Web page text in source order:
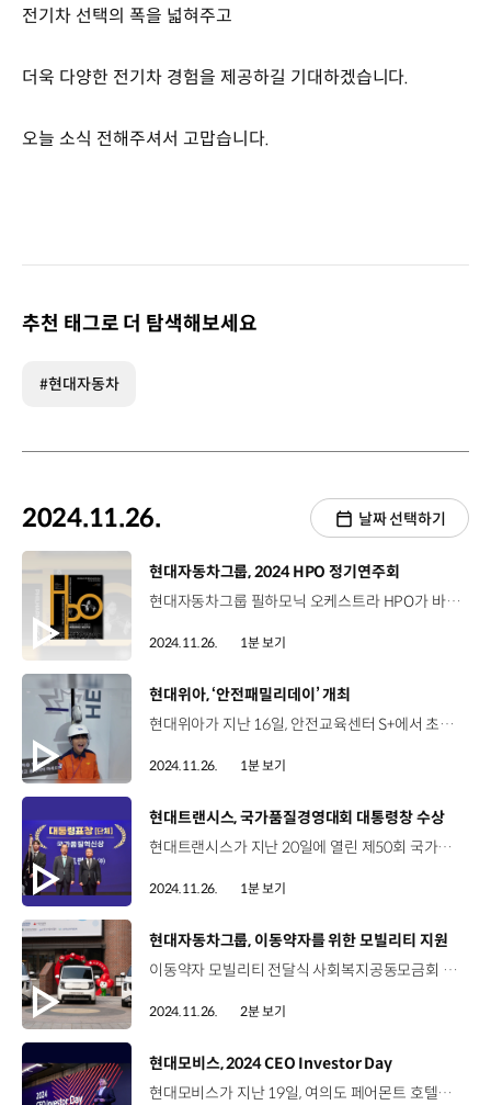
전기차 선택의 폭을 넓혀주고
더욱 다양한 전기차 경험을 제공하길 기대하겠습니다.
오늘 소식 전해주셔서 고맙습니다.
추천 태그로 더 탐색해보세요
#현대자동차
2024.11.26. 날짜 선택하기
[동영상]
현대자동차그룹, 2024 HPO 정기연주회
현대자동차그룹 필하모닉 오케스트라 HPO가 바이올리니스트 한수진과 함께 2024 정기연주회를 개최합니다. HPO가 이번 공연에서 선보일 곡은 경기병 서곡, 환상 교향곡 바이올린 협주곡 라장조 Op.35 등 총 3곡인데요, ‘같이 만드는 가치’를 전달할 HPO의 정기 연주회는 다음 달 1일, 세종문화회관에서 만나보실 수 있습니다.
2024.11.26. 1분 보기
[동영상]
현대위아, ‘안전패밀리데이’ 개최
현대위아가 지난 16일, 안전교육센터 S+에서 초등학생 이상의 자녀를 둔 임직원과 가족을 대상으로 안전패밀리데이를 열었습니다. 이번 교육에는 소화기와 완강기 사용법, 심폐소생술 방법 등 일상 속에서 필요한 생활 안전 교육과 개인보호구 착용, 지게차 협착 등 산업 안전 교육을 함께 진행했습니다. 김유준 / 임직원 자녀떨어지면 얼마나 위험한지도 속도도 체감되고 너무 빨라서 무서웠던 것 같아요. 박노웅 책임매니저 / 현대위아 차량부품보전팀퀴즈를 풀다보니까 제가 안전에 대해서 모르는 게 너무 많았는데 아이들하고 같이 배울 수 있어서 더 좋았던 것 같습니다. 현대위아는 앞으로도 임직원 가족은 물론 지역 사회에 안전 문화를 확산할 수 있도록 노력할 예정입니다.
2024.11.26. 1분 보기
[동영상]
현대트랜시스, 국가품질경영대회 대통령창 수상
현대트랜시스가 지난 20일에 열린 제50회 국가품질경영대회에서 대통령표창을 수상했습니다. 국가품질경영대회는 품질혁신활동으로 탁월한 성과를 창출한 유공자와 기업을 포상하는 행사로, 현대트랜시스는 품질시스템과 기술력 개선을 바탕으로 한 우수한 경영성과를 인정받아 국가품질혁신상 품질경쟁력 부문 대통령 표창을 수상했습니다. 현대트랜시스는 앞으로도 빅데이터와 AI를 활용하여 미래 모빌리티의 품질 경쟁력 확보에 주력할 계획입니다.
2024.11.26. 1분 보기
[동영상]
현대자동차그룹, 이동약자를 위한 모빌리티 지원
이동약자 모빌리티 전달식 사회복지공동모금회 사랑의열매 회관 2024. 11. 20 이동약자들의 이동권 개선에 앞장 서 온 현대자동차그룹 2011년부터 진행해온 ‘이동약자 모빌리티 지원사업’ 사회공헌 활동 한용빈 부사장 / 현대자동차·기아 기획조정3실 현대자동차그룹이 장애인 복지 이동 차량을 공급함으로써 이동의 편의성, 이동의 즐거움을 드릴 수 있다고 생각합니다. 앞으로도 현대자동차그룹은 이동의 즐거움, 이동의 편의성 증대를 위해서 노력하겠습니다. 김혜진 선임 / 한국장애인단체총연맹전국에 사단법인으로 등록된 장애인 단체만 해도 500개가 넘는데요 영세한 곳의 경우에는 차량이 아예 없는 경우도 많이 있습니다. 이번 사업을 통해서 휠체어 특장 차량을 지원할 수 있게 되어서 매우 기쁜 마음입니다. 휠체어 탑승자에게 최적화 된 카니발 8대 레이 8대 지원 해당 차량은 전국 장애인 복지 기관 노인 복지 기관에 전달 예정 카니발 복지차량 탑승 시연 휠체어에서 내리지 않고 탑승 가능 휠체어 고정 탑승 편의를 위해 최적화된 설계 현대자동차그룹, 지난 2011년 부터 누적 86억 원 상당의 모빌리티 기증 “이동약자들의 이동을 위한 현대자동차그룹의 노력은 계속됩니다”
2024.11.26. 2분 보기
[동영상]
현대모비스, 2024 CEO Investor Day
현대모비스가 지난 19일, 여의도 페어몬트 호텔에서 ‘2024 CEO 인베스터 데이’를 개최했습니다. 투자자와 애널리스트, 신용평가사 담당자 등이 참석한 가운데 열린 이번 행사는 현대모비스 대표이사인 이규석 사장이 전사 중장기 성장 방향성과 제반 전략을 직접 공개하고, 각 부문 전략 달성을 위한 구체적인 실행 방안을 설명하는 형식으로 진행됐습니다. 이규석 사장 / 현대모비스현대모비스의 밸류업을 견인할 4가지 키워드는 선도 기술 확보, 수익성 중심의 사업 체질 개선, 글로벌 고객 확대, ESG 경영 강화입니다. 현대모비스는 ‘선도 기술 경쟁력 확보’와 ‘수익성 기반 질적 성장’을 양대 축으로 삼아 연평균매출 8% 성장, 영업이익률 5~6% 달성과 함께 TSR 30% 이상 달성을 목표로 제시하는 등 글로벌 TOP 3 부품사로 도약하겠다고 강조했는데요. 특히 120㎾급 보급형 구동 시스템을 내년까지 개발해 유럽과 인도 등 소형 EV 중심 시장 집중 공략에 나설 계획입니다. 샤시안전 분야에서는 기계 장치를 전기 신호로 대체하는 전자식 제동 시스템(EMB)과 전자식 조향장치(SBW) 등 고부가가치 제품 라인업을 강화해 차세대 솔루션 시장에서 선도 사업자로 도약하는데 초점을 맞췄습니다. 한편 전장 분야에서는 통합 제어 플랫폼과 통합 인포테인먼트 시스템 등 고부가가치 토탈 솔루션 제공에 집중하고 있는데요. 현대모비스는 앞으로도 토탈 솔루션 혁신을 바탕으로 고객 니즈와 SDV 트렌드에도 빠르게 대응해나갈 계획입니다.